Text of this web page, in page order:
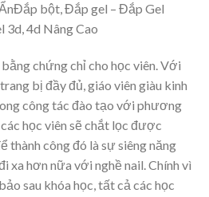
bột, Đắp gel – Đắp Gel
3d, 4d Nâng Cao
chứng chỉ cho học viên. Với
bị đầy đủ, giáo viên giàu kinh
công tác đào tạo với phương
học viên sẽ chắt lọc được
thành công đó là sự siêng năng
xa hơn nữa với nghề nail. Chính vì
sau khóa học, tất cả các học